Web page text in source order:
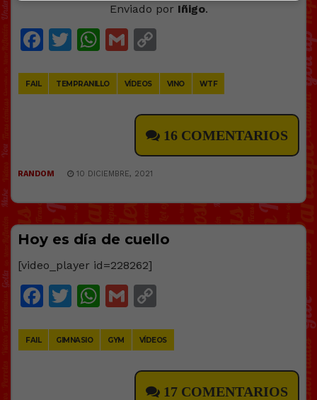
Enviado por Iñigo.
Facebook
Twitter
WhatsApp
Gmail
FAIL TEMPRANILLO VÍDEOS VINO WTF
16 COMENTARIOS
RANDOM 10 DICIEMBRE, 2021
Hoy es día de cuello
[video_player id=228262]
Facebook
Twitter
WhatsApp
Gmail
FAIL GIMNASIO GYM VÍDEOS
17 COMENTARIOS